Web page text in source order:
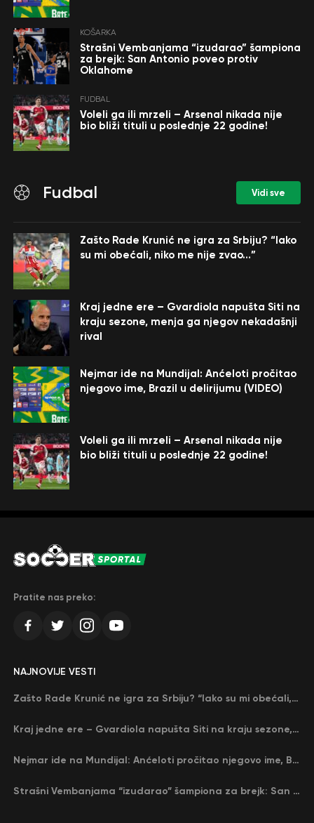
KOŠARKA
Strašni Vembanjama “izudarao” šampiona
za brejk: San Antonio poveo protiv
Oklahome
FUDBAL
Voleli ga ili mrzeli – Arsenal nikada nije
bio bliži tituli u poslednje 22 godine!
Fudbal Vidi sve
Zašto Rade Krunić ne igra za Srbiju? “Iako
su mi obećali, niko me nije zvao…”
Kraj jedne ere – Gvardiola napušta Siti na
kraju sezone, menja ga njegov nekadašnji
rival
Nejmar ide na Mundijal: Anćeloti pročitao
njegovo ime, Brazil u delirijumu (VIDEO)
Voleli ga ili mrzeli – Arsenal nikada nije
bio bliži tituli u poslednje 22 godine!
Pratite nas preko:
NAJNOVIJE VESTI
Zašto Rade Krunić ne igra za Srbiju? “Iako su mi obećali, niko me nije zvao…”
Kraj jedne ere – Gvardiola napušta Siti na kraju sezone, menja ga njegov nekadašnji rival
Nejmar ide na Mundijal: Anćeloti pročitao njegovo ime, Brazil u delirijumu (VIDEO)
Strašni Vembanjama “izudarao” šampiona za brejk: San Antonio poveo protiv Oklahome